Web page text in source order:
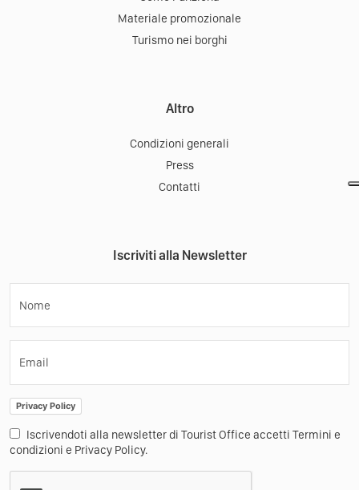
Tourist Office
Materiale promozionale
Altro